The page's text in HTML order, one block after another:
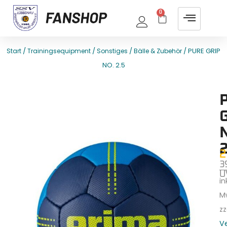
0
Start /Trainingsequipment /Sonstiges /Bälle & Zubehör/ PURE GRIP
NO. 2.5